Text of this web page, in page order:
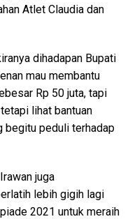
Atlet Claudia dan
dihadapan Bupati
mau membantu
Rp 50 juta, tapi
lihat bantuan
begitu peduli terhadap
juga
lebih gigih lagi
2021 untuk meraih